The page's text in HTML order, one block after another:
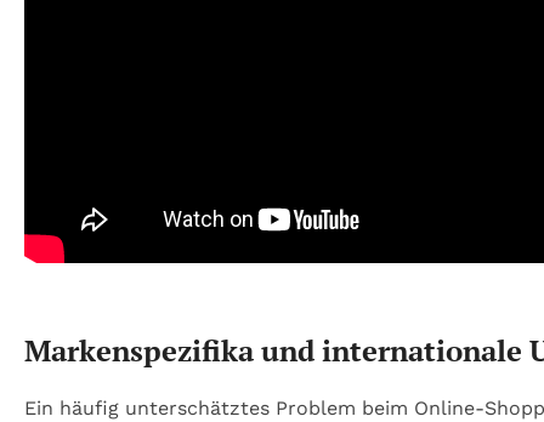
Markenspezifika und internationale
Ein häufig unterschätztes Problem beim Online-